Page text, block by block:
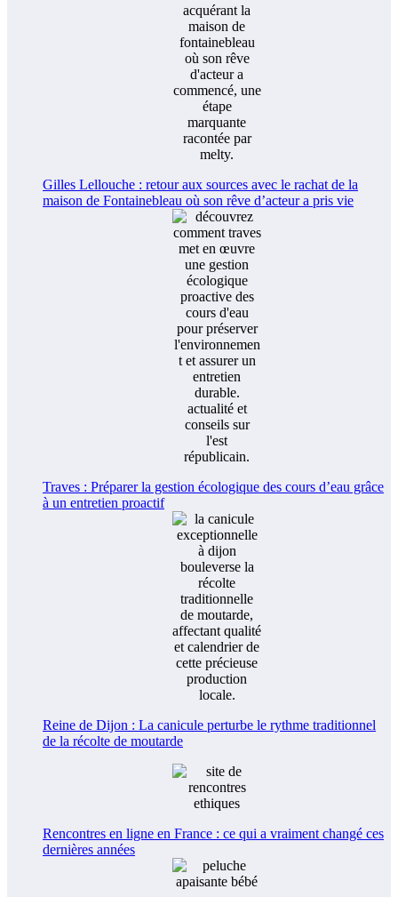
Gilles Lellouche : retour aux sources avec le rachat de la
maison de Fontainebleau où son rêve d’acteur a pris vie
Traves : Préparer la gestion écologique des cours d’eau grâce
à un entretien proactif
Reine de Dijon : La canicule perturbe le rythme traditionnel
de la récolte de moutarde
Rencontres en ligne en France : ce qui a vraiment changé ces
dernières années